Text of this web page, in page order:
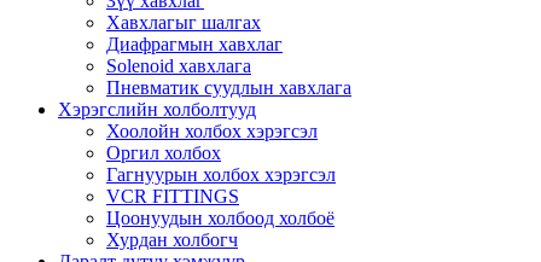
Хавхлагыг шалгах
Диафрагмын хавхлаг
Solenoid хавхлага
Пневматик суудлын хавхлага
Хэрэгслийн холболтууд
Хоолойн холбох хэрэгсэл
Оргил холбох
Гагнуурын холбох хэрэгсэл
VCR FITTINGS
Цоонуудын холбоод холбоё
Хурдан холбогч